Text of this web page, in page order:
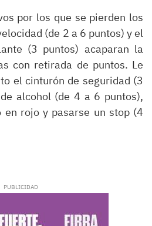
por los que se pierden los
(de 2 a 6 puntos) y el
(3 puntos) acaparan la
con retirada de puntos. Le
el cinturón de seguridad (3
alcohol (de 4 a 6 puntos),
en rojo y pasarse un stop (4